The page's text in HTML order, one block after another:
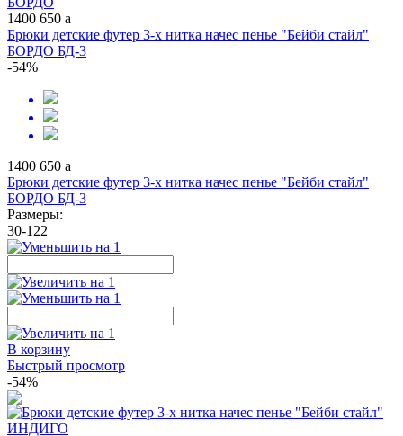
1400 650 a
Брюки детские футер 3-х нитка начес пенье "Бейби стайл"
БОРДО БД-3
-54%
1400 650 a
Брюки детские футер 3-х нитка начес пенье "Бейби стайл"
БОРДО БД-3
Размеры:
30-122
В корзину
Быстрый просмотр
-54%